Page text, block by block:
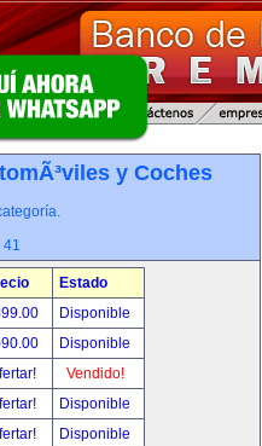
y Coches
41
Estado
Disponible
Disponible
Vendido!
Disponible
Disponible